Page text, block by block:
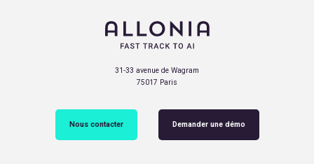
31-33 avenue de Wagram
75017 Paris
Nous contacter Demander une démo